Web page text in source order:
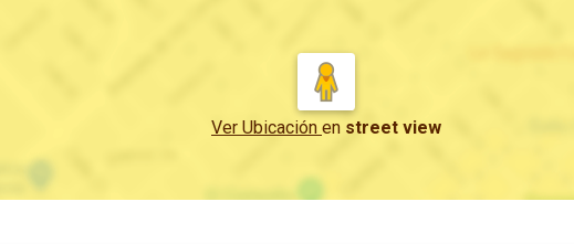
Ver Ubicación en street view